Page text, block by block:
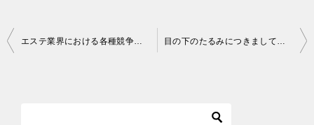
投
エステ業界における各種競争が激しさを増してきている中…。 目の下のたるみにつきましては…。